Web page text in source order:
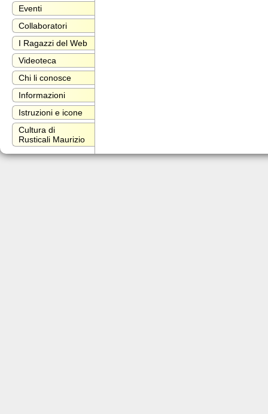
Eventi
Collaboratori
I Ragazzi del Web
Videoteca
Chi li conosce
Informazioni
Istruzioni e icone
Cultura di
Rusticali Maurizio